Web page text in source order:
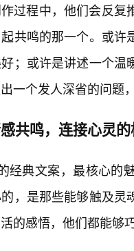
过程中，他们会反复
共鸣的那一个。或
；或许是讲述一个
一个发人深省的问题
共鸣，连接心灵
经典文案，最核心的
，是那些能够触及
的感悟，他们都能够